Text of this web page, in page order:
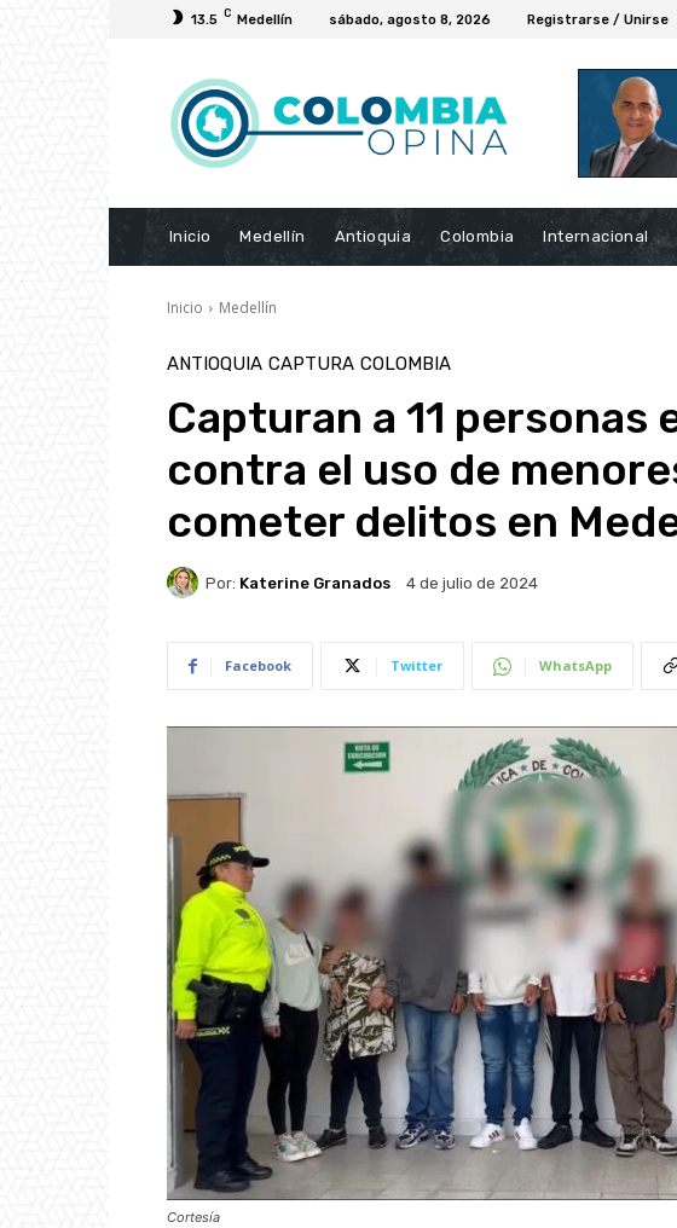
13.5 C Medellín sábado, agosto 8, 2026 Registrarse / Unirse
Inicio Medellín Antioquia Colombia Internacional
Inicio Medellín
ANTIOQUIA CAPTURA COLOMBIA
Capturan a 11 personas
contra el uso de
cometer delitos en
Por: Katerine Granados 4 de julio de 2024
Facebook Twitter WhatsApp
Cortesía